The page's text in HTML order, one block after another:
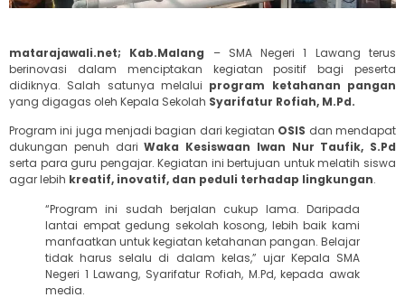
matarajawali.net; Kab.Malang – SMA Negeri 1 Lawang terus
berinovasi dalam menciptakan kegiatan positif bagi peserta
didiknya. Salah satunya melalui program ketahanan pangan
yang digagas oleh Kepala Sekolah Syarifatur Rofiah, M.Pd.
Program ini juga menjadi bagian dari kegiatan OSIS dan mendapat
dukungan penuh dariWaka Kesiswaan Iwan Nur Taufik, S.Pd
serta para guru pengajar. Kegiatan ini bertujuan untuk melatih siswa
agar lebih kreatif, inovatif, dan peduli terhadap lingkungan.
“Program ini sudah berjalan cukup lama. Daripada
lantai empat gedung sekolah kosong, lebih baik kami
manfaatkan untuk kegiatan ketahanan pangan. Belajar
tidak harus selalu di dalam kelas,” ujar Kepala SMA
Negeri 1 Lawang, Syarifatur Rofiah, M.Pd, kepada awak
media.